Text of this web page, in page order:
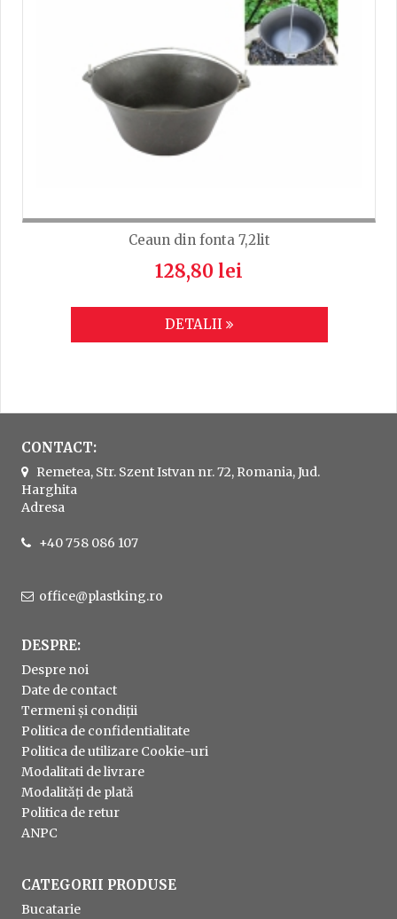
Ceaun din fonta 7,2lit
128,80 lei
DETALII
CONTACT:
Remetea, Str. Szent Istvan nr. 72, Romania, Jud.
Harghita
Adresa
+40 758 086 107
office@plastking.ro
DESPRE:
Despre noi
Date de contact
Termeni și condiții
Politica de confidentialitate
Politica de utilizare Cookie-uri
Modalitati de livrare
Modalități de plată
Politica de retur
ANPC
CATEGORII PRODUSE
Bucatarie